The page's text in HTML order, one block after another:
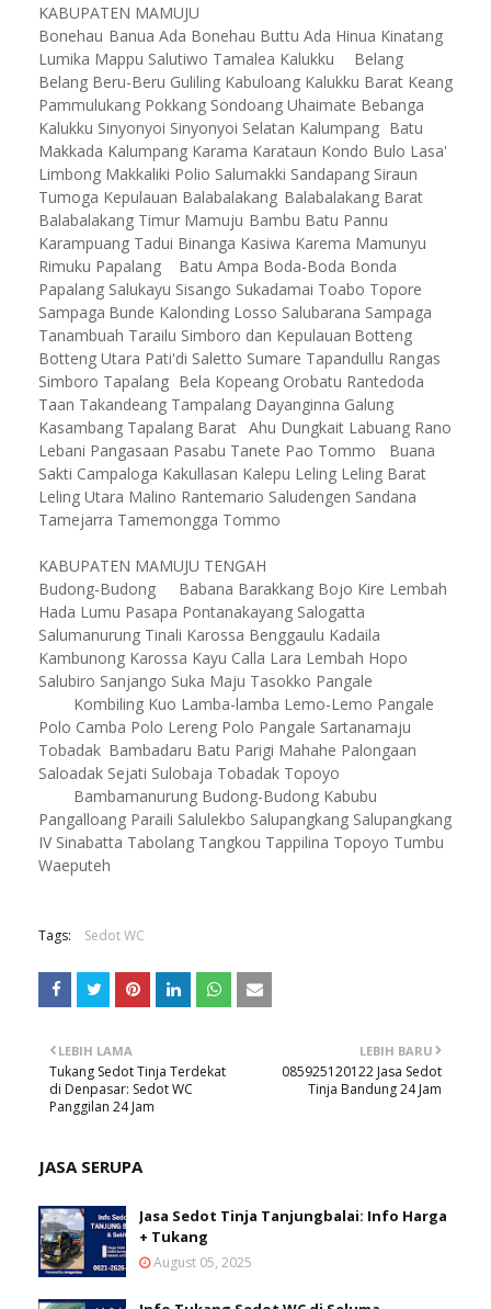
KABUPATEN MAMUJU
Bonehau Banua Ada Bonehau Buttu Ada Hinua Kinatang
Lumika Mappu Salutiwo Tamalea Kalukku
Belang
Belang Beru-Beru Guliling Kabuloang Kalukku Barat Keang
Pammulukang Pokkang Sondoang Uhaimate Bebanga
Kalukku Sinyonyoi Sinyonyoi Selatan Kalumpang Batu
Makkada Kalumpang Karama Karataun Kondo Bulo Lasa'
Limbong Makkaliki Polio Salumakki Sandapang Siraun
Tumoga Kepulauan Balabalakang Balabalakang Barat
Balabalakang Timur Mamuju Bambu Batu Pannu
Karampuang Tadui Binanga Kasiwa Karema Mamunyu
Rimuku Papalang
Batu Ampa Boda-Boda Bonda
Papalang Salukayu Sisango Sukadamai Toabo Topore
Sampaga Bunde Kalonding Losso Salubarana Sampaga
Tanambuah Tarailu Simboro dan Kepulauan Botteng
Botteng Utara Pati'di Saletto Sumare Tapandullu Rangas
Simboro Tapalang Bela Kopeang Orobatu Rantedoda
Taan Takandeang Tampalang Dayanginna Galung
Kasambang Tapalang Barat Ahu Dungkait Labuang Rano
Lebani Pangasaan Pasabu Tanete Pao Tommo
Buana
Sakti Campaloga Kakullasan Kalepu Leling Leling Barat
Leling Utara Malino Rantemario Saludengen Sandana
Tamejarra Tamemongga Tommo
KABUPATEN MAMUJU TENGAH
Budong-Budong
Babana Barakkang Bojo Kire Lembah
Hada Lumu Pasapa Pontanakayang Salogatta
Salumanurung Tinali Karossa Benggaulu Kadaila
Kambunong Karossa Kayu Calla Lara Lembah Hopo
Salubiro Sanjango Suka Maju Tasokko Pangale
Kombiling Kuo Lamba-lamba Lemo-Lemo Pangale
Polo Camba Polo Lereng Polo Pangale Sartanamaju
Tobadak Bambadaru Batu Parigi Mahahe Palongaan
Saloadak Sejati Sulobaja Tobadak Topoyo
Bambamanurung Budong-Budong Kabubu
Pangalloang Paraili Salulekbo Salupangkang Salupangkang
IV Sinabatta Tabolang Tangkou Tappilina Topoyo Tumbu
Waeputeh
Tags: Sedot WC
LEBIH BARU
085925120122 Jasa Sedot
Tinja Bandung 24 Jam
LEBIH LAMA
Tukang Sedot Tinja Terdekat
di Denpasar: Sedot WC
Panggilan 24 Jam
JASA SERUPA
Jasa Sedot Tinja Tanjungbalai: Info Harga
+ Tukang
August 05, 2025